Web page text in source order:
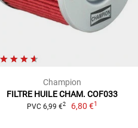
Champion
FILTRE HUILE CHAM. COF033
PVC 6,99 €2 6,80 €1